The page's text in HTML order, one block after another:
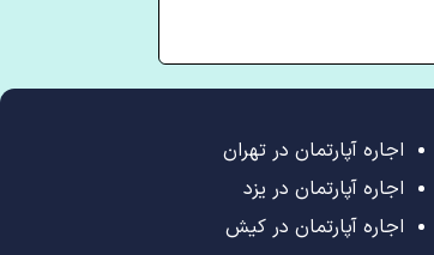
اجاره آپارتمان در تهران
اجاره آپارتمان در یزد
اجاره آپارتمان در کیش